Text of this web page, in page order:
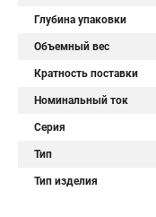
Глубина упаковки
Объемный вес
Кратность поставки
Номинальный ток
Серия
Тип
Тип изделия